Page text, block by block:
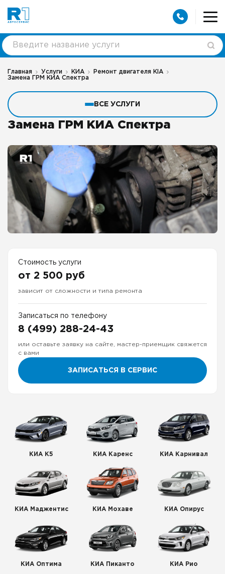
Главная Услуги КИА
Ремонт двигателя КIA
Замена ГРМ КИА Спектра
ВСЕ УСЛУГИ
Замена ГРМ КИА Спектра
Стоимость услуги
от 2 500 руб
зависит от сложности и типа ремонта
Записаться по телефону
8 (499) 288-24-43
или оставьте заявку на сайте, мастер-приемщик свяжется
с вами
ЗАПИСАТЬСЯ В СЕРВИС
КИА К5 КИА Каренс КИА Карнивал
КИА Маджентис КИА Мохаве КИА Опирус
КИА Оптима КИА Пиканто КИА Рио